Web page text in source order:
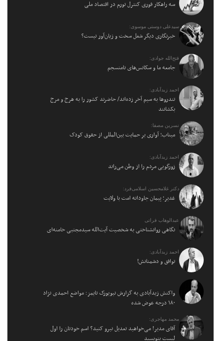
سه راهکار فوری کنترل تورم در اقتصاد ملی
سیدعلی دوستی موسوی:
خبرنگاری دیگر شغل سخت و زیان‌آور نیست؟
فتح‌الله جوادی:
جامعه ما و سکانس‌های نامنسجم
احمد زیدآبادی:
تندروها به سیم آخر زده‌اند/ حاضرند کشور را به هرج و مرج
بکشانند
نسرین مصفا:
میناب؛ آواری بر حمایت بین‌المللی از حقوق کودک
احمد زیدآبادی:
زورگویی مردم را از وطن می‌راند
دکتر غلامحسین اسلامی‌فرد:
غدیر؛ پیمان جاودانه امت با ولایت
عبدالوهاب فراتی
نگاهی روانشناختی به شخصیت آیت‌الله سیدمجتبی خامنه‌ای
احمد زیدآبادی:
توافق و دشمنانش!
واکنش زیدآبادی به گزارش نیویورک تایمز: مواضع احمدی نژاد
۱۸۰ درجه عوض شده
محمد مهاجری:
آقای مدیر! می‌خواهید تعدیل نیرو کنید؟ اسم خودتان را اول
لیست بنویسید